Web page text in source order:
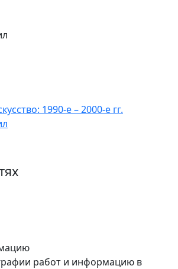
1990-е – 2000-е гг.
работ и информацию в